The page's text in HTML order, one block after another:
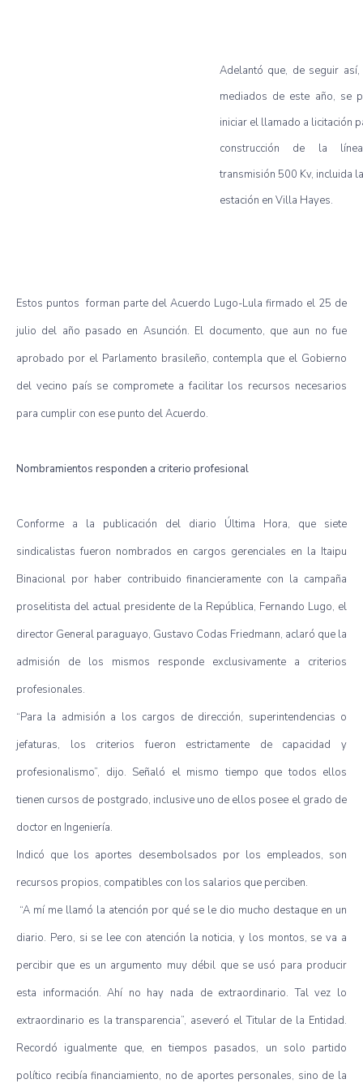
Adelantó que, de seguir así,
mediados de este año, se
iniciar el llamado a licitación
construcción de la
transmisión 500 Kv, incluida
estación en Villa Hayes.
Estos puntos forman parte del Acuerdo Lugo-Lula firmado el 25 de
julio del año pasado en Asunción. El documento, que aun no fue
aprobado por el Parlamento brasileño, contempla que el Gobierno
del vecino país se compromete a facilitar los recursos necesarios
para cumplir con ese punto del Acuerdo.
Nombramientos responden a criterio profesional
Conforme a la publicación del diario Última Hora, que siete
sindicalistas fueron nombrados en cargos gerenciales en la Itaipu
Binacional por haber contribuido financieramente con la campaña
proselitista del actual presidente de la República, Fernando Lugo, el
director General paraguayo, Gustavo Codas Friedmann, aclaró que la
admisión de los mismos responde exclusivamente a criterios
profesionales.
“Para la admisión a los cargos de dirección, superintendencias o
jefaturas, los criterios fueron estrictamente de capacidad y
profesionalismo”, dijo. Señaló el mismo tiempo que todos ellos
tienen cursos de postgrado, inclusive uno de ellos posee el grado de
doctor en Ingeniería.
Indicó que los aportes desembolsados por los empleados, son
recursos propios, compatibles con los salarios que perciben.
“A mí me llamó la atención por qué se le dio mucho destaque en un
diario. Pero, si se lee con atención la noticia, y los montos, se va a
percibir que es un argumento muy débil que se usó para producir
esta información. Ahí no hay nada de extraordinario. Tal vez lo
extraordinario es la transparencia”, aseveró el Titular de la Entidad.
Recordó igualmente que, en tiempos pasados, un solo partido
político recibía financiamiento, no de aportes personales, sino de la